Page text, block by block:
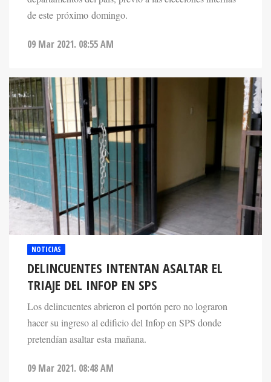
de este próximo domingo.
09 Mar 2021. 08:55 AM
NOTICIAS
DELINCUENTES INTENTAN ASALTAR EL
TRIAJE DEL INFOP EN SPS
Los delincuentes abrieron el portón pero no lograron
hacer su ingreso al edificio del Infop en SPS donde
pretendían asaltar esta mañana.
09 Mar 2021. 08:48 AM